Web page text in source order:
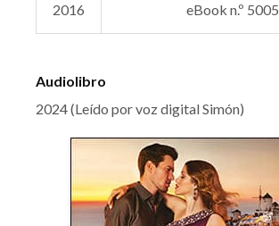
2016 eBook n.º 5005
Audiolibro
2024 (Leído por voz digital Simón)